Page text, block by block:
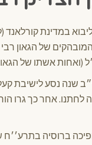
במדינת
של הגאון
(ואחות אשתו של
י״ב שנה נסע לישיבת
לחתנו. אחר כך גרו
ברוסיה בתרע׳׳ח